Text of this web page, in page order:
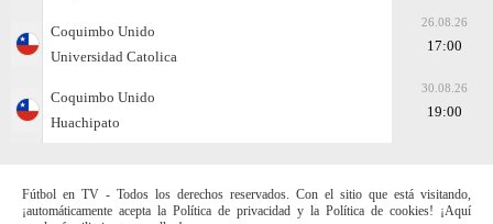
Coquimbo Unido
Universidad Catolica
26.08.26
17:00
Coquimbo Unido
Huachipato
30.08.26
19:00
Fútbol en TV - Todos los derechos reservados. Con el sitio que está visitando,
¡automáticamente acepta la Política de privacidad y la Política de cookies! ¡Aquí